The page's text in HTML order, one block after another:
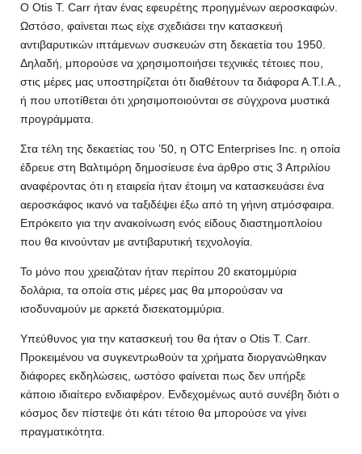
Ο Otis T. Carr ήταν ένας εφευρέτης προηγμένων αεροσκαφών.
Ωστόσο, φαίνεται πως είχε σχεδιάσει την κατασκευή
αντιβαρυτικών ιπτάμενων συσκευών στη δεκαετία του 1950.
Δηλαδή, μπορούσε να χρησιμοποιήσει τεχνικές τέτοιες που,
στις μέρες μας υποστηρίζεται ότι διαθέτουν τα διάφορα Α.Τ.Ι.Α.,
ή που υποτίθεται ότι χρησιμοποιούνται σε σύγχρονα μυστικά
προγράμματα.
Στα τέλη της δεκαετίας του ’50, η OTC Enterprises Inc. η οποία
έδρευε στη Βαλτιμόρη δημοσίευσε ένα άρθρο στις 3 Απριλίου
αναφέροντας ότι η εταιρεία ήταν έτοιμη να κατασκευάσει ένα
αεροσκάφος ικανό να ταξιδέψει έξω από τη γήινη ατμόσφαιρα.
Επρόκειτο για την ανακοίνωση ενός είδους διαστημοπλοίου
που θα κινούνταν με αντιβαρυτική τεχνολογία.
Το μόνο που χρειαζόταν ήταν περίπου 20 εκατομμύρια
δολάρια, τα οποία στις μέρες μας θα μπορούσαν να
ισοδυναμούν με αρκετά δισεκατομμύρια.
Υπεύθυνος για την κατασκευή του θα ήταν ο Otis T. Carr.
Προκειμένου να συγκεντρωθούν τα χρήματα διοργανώθηκαν
διάφορες εκδηλώσεις, ωστόσο φαίνεται πως δεν υπήρξε
κάποιο ιδιαίτερο ενδιαφέρον. Ενδεχομένως αυτό συνέβη διότι ο
κόσμος δεν πίστεψε ότι κάτι τέτοιο θα μπορούσε να γίνει
πραγματικότητα.